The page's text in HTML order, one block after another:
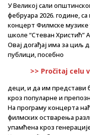
У Великој сали
фебруара 2026. године,
концерт Филмске музике
школе “Стеван Христић”
Овај догађај има за циљ
публици, посебно
>> Pročitaj celu
деци, и да им представи
кроз популарне и
На програму концерта
филмских остварења
упамћена кроз